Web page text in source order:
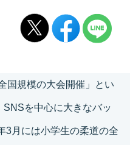
国規模の大会開催」とい
SNSを中心に大きなバッ
3月には小学生の柔道の全